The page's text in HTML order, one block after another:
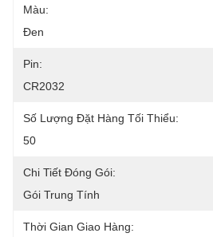
Màu:
Đen
Pin:
CR2032
Số Lượng Đặt Hàng Tối Thiểu:
50
Chi Tiết Đóng Gói:
Gói Trung Tính
Thời Gian Giao Hàng: